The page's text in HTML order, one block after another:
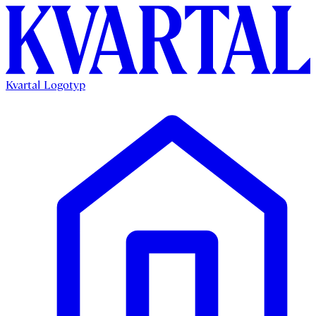
Kvartal Logotyp